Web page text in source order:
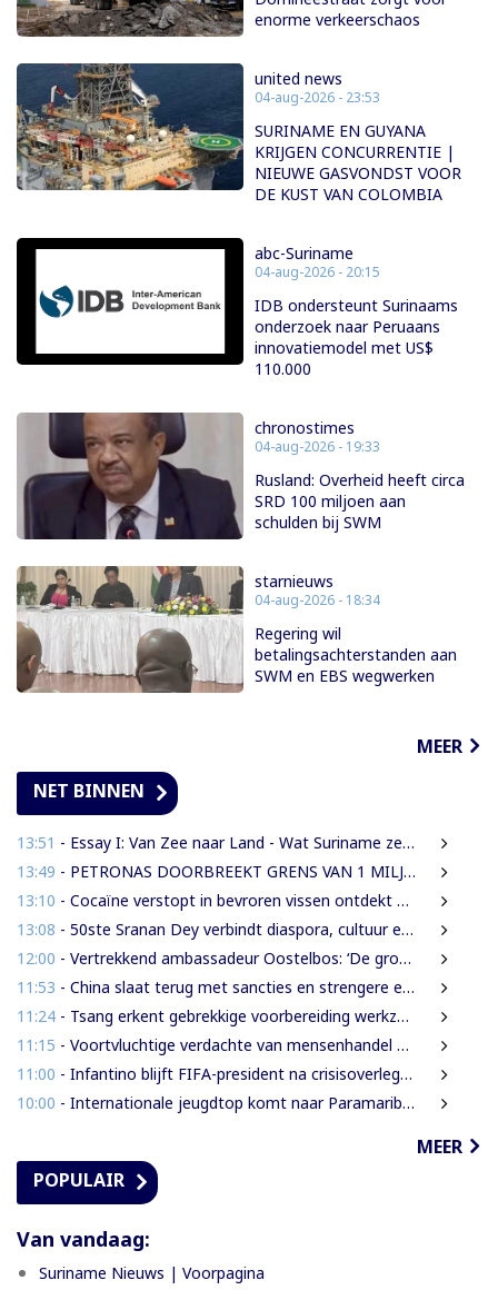
enorme verkeerschaos
united news
04-aug-2026 - 23:53
SURINAME EN GUYANA
KRIJGEN CONCURRENTIE |
NIEUWE GASVONDST VOOR
DE KUST VAN COLOMBIA
abc-Suriname
04-aug-2026 - 20:15
IDB ondersteunt Surinaams
onderzoek naar Peruaans
innovatiemodel met US$
110.000
chronostimes
04-aug-2026 - 19:33
Rusland: Overheid heeft circa
SRD 100 miljoen aan
schulden bij SWM
starnieuws
04-aug-2026 - 18:34
Regering wil
betalingsachterstanden aan
SWM en EBS wegwerken
MEER
NET BINNEN
13:51 - Essay I: Van Zee naar Land - Wat Suriname zelf moet weten over de Nieuwe Raffinaderij en Gas-to-Shore
13:49 - PETRONAS DOORBREEKT GRENS VAN 1 MILJARD VATEN IN BLOK 52 | WAT BETEKENT DEZE MIJLPAAL VOOR DE SURINAAMSE ECONOMIE?
13:10 - Cocaïne verstopt in bevroren vissen ontdekt bij douanecontrole
13:08 - 50ste Sranan Dey verbindt diaspora, cultuur en ondernemerschap in New York
12:00 - Vertrekkend ambassadeur Oostelbos: ‘De grootste rijkdom van Suriname zijn de mensen’
11:53 - China slaat terug met sancties en strengere exportregels in handelsconflict met VS
11:24 - Tsang erkent gebrekkige voorbereiding werkzaamheden Domineestraat
11:15 - Voortvluchtige verdachte van mensenhandel uitgeleverd door Guyana
11:00 - Infantino blijft FIFA-president na crisisoverleg en biedt excuses aan
10:00 - Internationale jeugdtop komt naar Paramaribo voor BAITALI COTECC U14 Tennis Cup
MEER
POPULAIR
Van vandaag:
Suriname Nieuws | Voorpagina